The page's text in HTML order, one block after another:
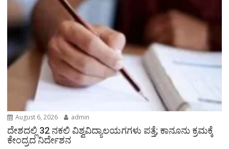
August 6, 2026 admin
ದೇಶದಲ್ಲಿ 32 ನಕಲಿ ವಿಶ್ವವಿದ್ಯಾಲಯಗಗಳು ಪತ್ತೆ; ಕಾನೂನು ಕ್ರಮಕ್ಕೆ
ಕೇಂದ್ರದ ನಿರ್ದೇಶನ